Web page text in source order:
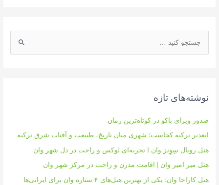
ی
نوشته‌های تازه
صدور ویزای باکو در کوتاه‌ترین زمان
ایغدیر ترکیه کجاست؛ شهری میان تاریخ، طبیعت و آفتاب شرق ترکیه
هتل رویال سِوِنز وان l تجربه‌ای لوکس و راحت در دل شهر وان
هتل میر امیر وان | اقامت مدرن و راحت در مرکز شهر وان
هتل کاراجا وان؛ یکی از بهترین هتل‌های ۴ ستاره وان برای ایرانی‌ها